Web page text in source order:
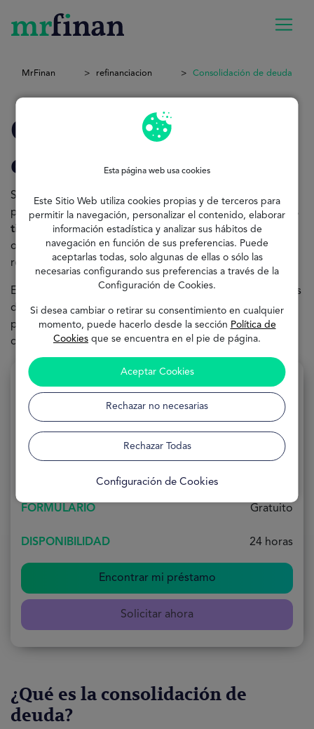
Esta página web usa cookies
Este Sitio Web utiliza cookies propias y de terceros para
permitir la navegación, personalizar el contenido, elaborar
información estadística y analizar sus hábitos de
navegación en función de sus preferencias. Puede
aceptarlas todas, solo algunas de ellas o sólo las
necesarias configurando sus preferencias a través de la
Configuración de Cookies.
Si desea cambiar o retirar su consentimiento en cualquier
momento, puede hacerlo desde la sección Política de
Cookies que se encuentra en el pie de página.
Aceptar Cookies
Rechazar no necesarias
Rechazar Todas
Configuración de Cookies
MrFinan refinanciacion Consolidación de deuda
Consolidación de
deuda
Se trata de un tipo de financiación muy utilizado. Es un
producto financiero que ayuda a laspersonas con varios
tipos de deudas a consolidarlas en una sola. Con esta
opción, puederestablecer su situación financieray
recuperar su salud financiera.
En sólo 2 minutos, te presentaremos diferentes opciones
de
Préstamos en líneaen función de tu perfil y situación
personal. Todas las ofertas se adaptan a tus necesidades,
con pocos requisitos y mínima documentación.
FORMULARIO Gratuito
DISPONIBILIDAD 24 horas
Encontrar mi préstamo
Solicitar ahora
¿Qué es la consolidación de
deuda?